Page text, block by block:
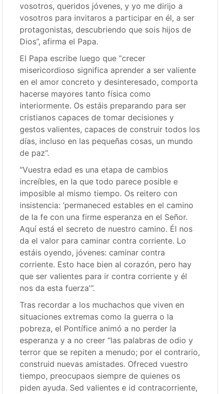
vosotros, queridos jóvenes, y yo me dirijo a
vosotros para invitaros a participar en él, a ser
protagonistas, descubriendo que sois hijos de
Dios”, afirma el Papa.
El Papa escribe luego que “crecer
misericordioso significa aprender a ser valiente
en el amor concreto y desinteresado, comporta
hacerse mayores tanto física como
interiormente. Os estáis preparando para ser
cristianos capaces de tomar decisiones y
gestos valientes, capaces de construir todos los
días, incluso en las pequeñas cosas, un mundo
de paz”.
“Vuestra edad es una etapa de cambios
increíbles, en la que todo parece posible e
imposible al mismo tiempo. Os reitero con
insistencia: ‘permaneced estables en el camino
de la fe con una firme esperanza en el Señor.
Aquí está el secreto de nuestro camino. Él nos
da el valor para caminar contra corriente. Lo
estáis oyendo, jóvenes: caminar contra
corriente. Esto hace bien al corazón, pero hay
que ser valientes para ir contra corriente y él
nos da esta fuerza'”.
Tras recordar a los muchachos que viven en
situaciones extremas como la guerra o la
pobreza, el Pontífice animó a no perder la
esperanza y a no creer “las palabras de odio y
terror que se repiten a menudo; por el contrario,
construid nuevas amistades. Ofreced vuestro
tiempo, preocupaos siempre de quienes os
piden ayuda. Sed valientes e id contracorriente,